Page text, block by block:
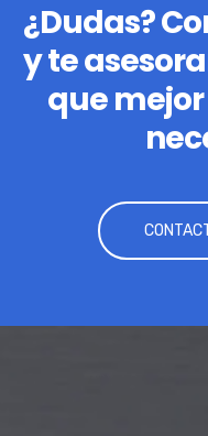
¿Dudas?
y te
que